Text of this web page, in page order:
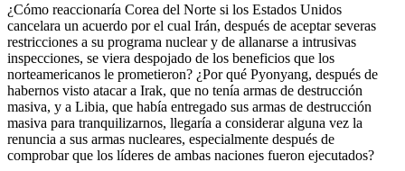
¿Cómo reaccionaría Corea del Norte si los Estados Unidos
cancelara un acuerdo por el cual Irán, después de aceptar severas
restricciones a su programa nuclear y de allanarse a intrusivas
inspecciones, se viera despojado de los beneficios que los
norteamericanos le prometieron? ¿Por qué Pyonyang, después de
habernos visto atacar a Irak, que no tenía armas de destrucción
masiva, y a Libia, que había entregado sus armas de destrucción
masiva para tranquilizarnos, llegaría a considerar alguna vez la
renuncia a sus armas nucleares, especialmente después de
comprobar que los líderes de ambas naciones fueron ejecutados?